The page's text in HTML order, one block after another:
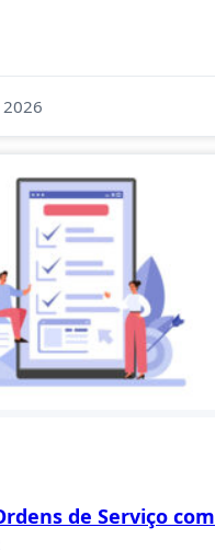
de Serviço com